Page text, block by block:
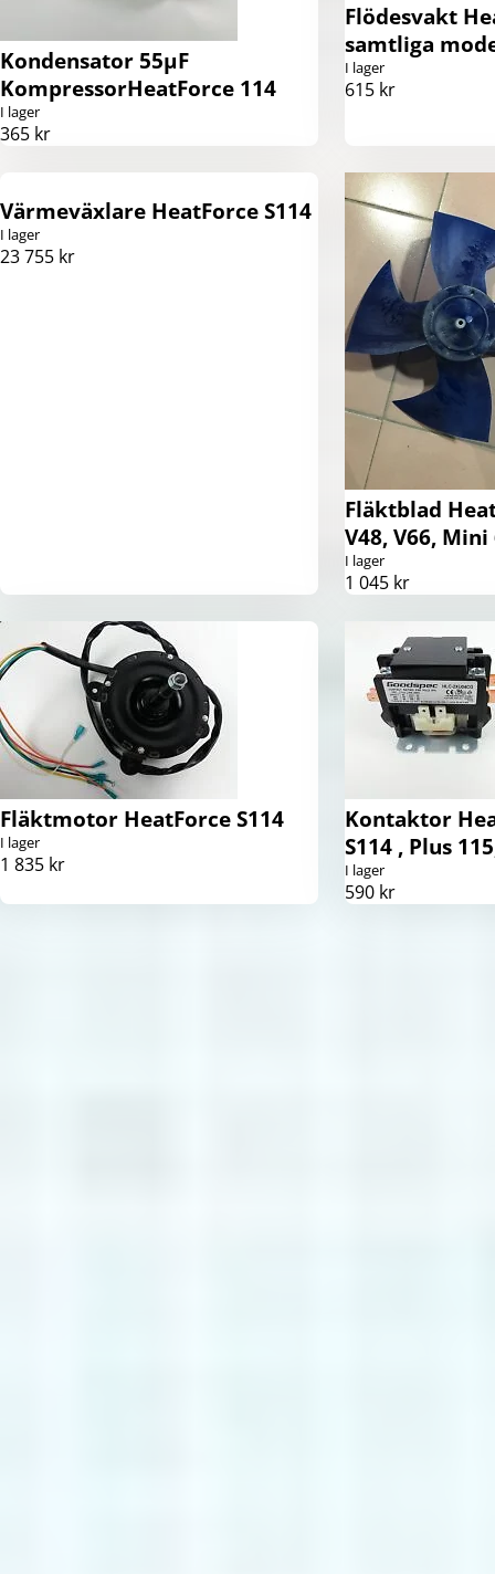
Kondensator 55µF
KompressorHeatForce 114
I lager
365 kr
Flödesvakt
samtliga
I lager
615 kr
Värmeväxlare HeatForce S114
I lager
23 755 kr
Fläktblad
V48, V66, Mini
I lager
1 045 kr
Fläktmotor HeatForce S114
I lager
1 835 kr
Kontaktor
S114 , Plus
I lager
590 kr